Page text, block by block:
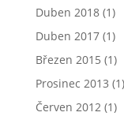
Duben 2018(1)
Duben 2017(1)
Březen 2015 (1)
Prosinec 2013 (1)
Červen 2012(1)